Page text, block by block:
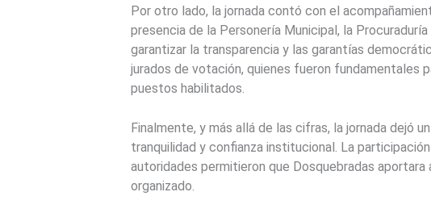
Por otro lado, la jornada contó con el
presencia de la Personería Municipal, la
garantizar la transparencia y las garantías
jurados de votación, quienes fueron fundamentales
puestos habilitados.
Finalmente, y más allá de las cifras, la jornada dejó
tranquilidad y confianza institucional. La
autoridades permitieron que Dosquebradas
organizado.